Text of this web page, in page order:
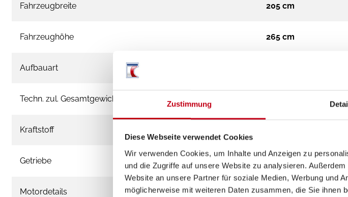
Zustimmung
Diese Webseite verwendet Cookies
Wir verwenden Cookies, um Inhalte und Anzeigen zu
und die Zugriffe auf unsere Website zu analysieren.
Website an unsere Partner für soziale Medien, Werbung und
möglicherweise mit weiteren Daten zusammen, die Sie ihnen
Fahrzeugbreite 205 cm
Fahrzeughöhe 265 cm
Aufbauart
Techn. zul. Gesamtgewicht
Kraftstoff
Getriebe Automatik
Motordetails Multijet 3